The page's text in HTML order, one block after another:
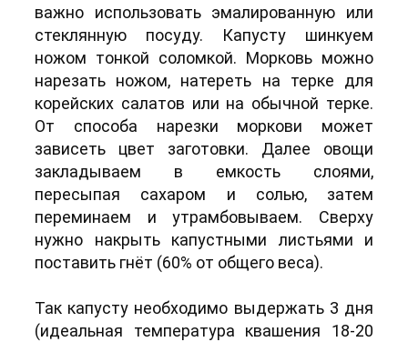
важно использовать эмалированную или
стеклянную посуду. Капусту шинкуем
ножом тонкой соломкой. Морковь можно
нарезать ножом, натереть на терке для
корейских салатов или на обычной терке.
От способа нарезки моркови может
зависеть цвет заготовки. Далее овощи
закладываем в емкость слоями,
пересыпая сахаром и солью, затем
переминаем и утрамбовываем. Сверху
нужно накрыть капустными листьями и
поставить гнёт (60% от общего веса).
Так капусту необходимо выдержать 3 дня
(идеальная температура квашения 18-20